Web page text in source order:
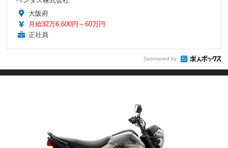
大阪府
月給32万6,600円～60万円
正社員
Sponsored by